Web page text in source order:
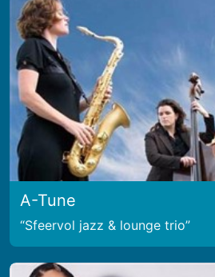
A-Tune
Sfeervol jazz & lounge trio